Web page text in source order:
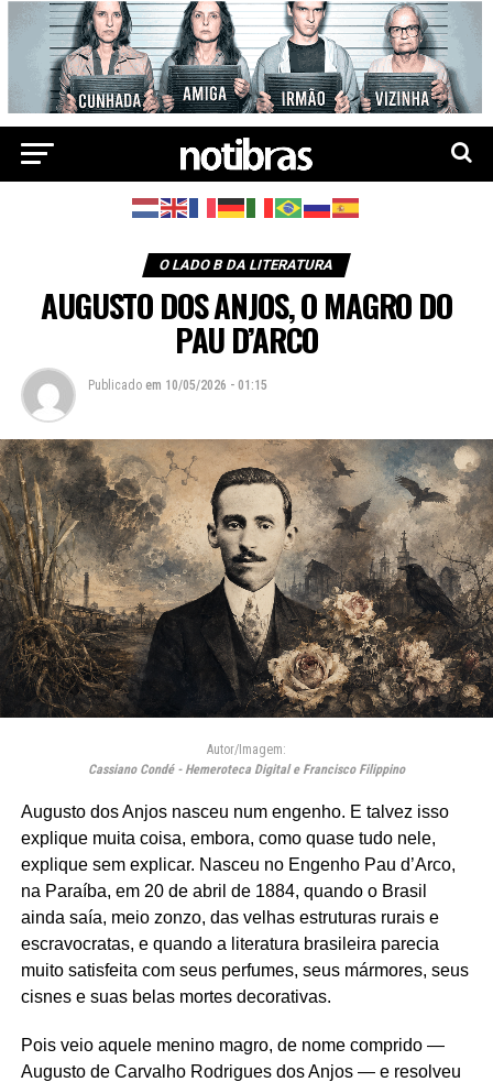
O LADO B DA LITERATURA
AUGUSTO DOS ANJOS, O MAGRO DO
PAU D’ARCO
Publicado em 10/05/2026 - 01:15
Autor/Imagem:
Cassiano Condé - Hemeroteca Digital e Francisco Filippino
Augusto dos Anjos nasceu num engenho. E talvez isso
explique muita coisa, embora, como quase tudo nele,
explique sem explicar. Nasceu no Engenho Pau d’Arco,
na Paraíba, em 20 de abril de 1884, quando o Brasil
ainda saía, meio zonzo, das velhas estruturas rurais e
escravocratas, e quando a literatura brasileira parecia
muito satisfeita com seus perfumes, seus mármores, seus
cisnes e suas belas mortes decorativas.
Pois veio aquele menino magro, de nome comprido —
Augusto de Carvalho Rodrigues dos Anjos — e resolveu